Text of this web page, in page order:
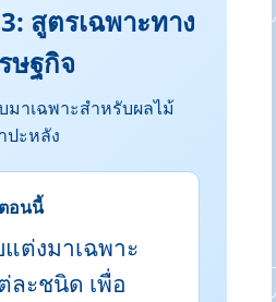
สูตรเฉพาะทาง
ษฐกิจ
าเฉพาะสำหรับผลไม้
ปะหลัง
อนนี้
ต่งมาเฉพาะ
ะชนิด เพื่อ